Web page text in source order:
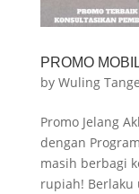
PROMO
by Wuling
Promo Jelang
dengan
masih berbagi
rupiah!